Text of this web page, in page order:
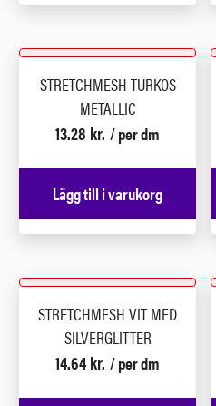
STRETCHMESH TURKOS
METALLIC
13.28 kr. / per dm
Lägg till i varukorg
STRETCHMESH VIT MED
SILVERGLITTER
14.64kr. / per dm